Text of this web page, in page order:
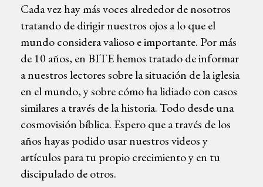
Cada vez hay más voces alrededor de nosotros
tratando de dirigir nuestros ojos a lo que el
mundo considera valioso e importante. Por más
de 10 años, en BITE hemos tratado de informar
a nuestros lectores sobre la situación de la iglesia
en el mundo, y sobre cómo ha lidiado con casos
similares a través de la historia. Todo desde una
cosmovisión bíblica. Espero que a través de los
años hayas podido usar nuestros videos y
artículos para tu propio crecimiento y en tu
discipulado de otros.